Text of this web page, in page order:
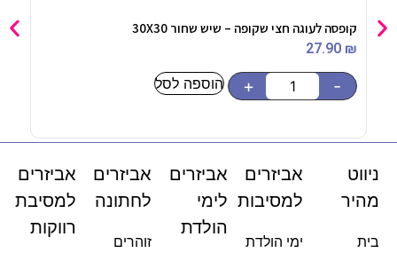
קופסה לעוגה חצי שקופה – שיש שחור 30X30
27.90 ₪
-
+ הוספה לסל
ניווט
מהיר
בית
אביזרים
למסיבות
ימי הולדת
אביזרים
לימי
הולדת
אביזרים
לחתונה
זוהרים
אביזרים
למסיבת
רווקות